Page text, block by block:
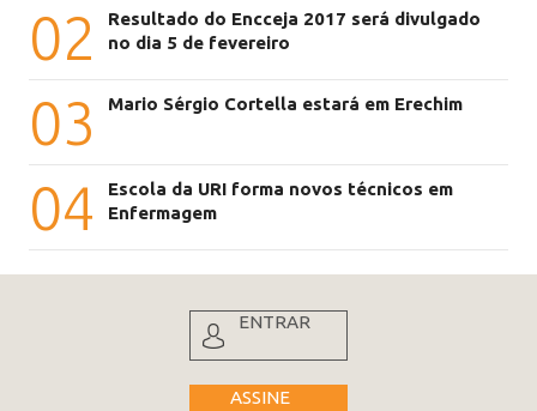
02
Resultado do Encceja 2017 será divulgado
no dia 5 de fevereiro
03 Mario Sérgio Cortella estará em Erechim
04
Escola da URI forma novos técnicos em
Enfermagem
ENTRAR
ASSINE